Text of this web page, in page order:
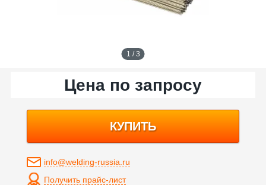
1 / 3
Цена по запросу
КУПИТЬ
info@welding-russia.ru
Получить прайс-лист